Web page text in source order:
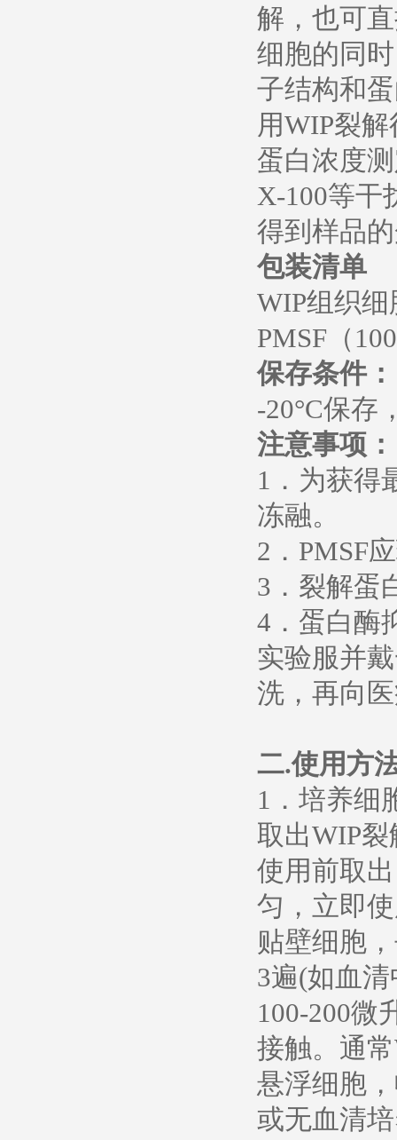
解，也可
细胞的同
子结构和
用WIP裂
蛋白浓度
X-100等干
得到样品
包装清单
WIP组织
PMSF（
保存条件：
-20°C保存
注意事项：
1．为获得
冻融。
2．PMSF
3．裂解蛋
4．蛋白酶
实验服并
洗，再向
二.使用方
1．培养细
取出WIP
使用前取
匀，立即
贴壁细胞
3遍(如血
100-200微
接触。通
悬浮细胞
或无血清